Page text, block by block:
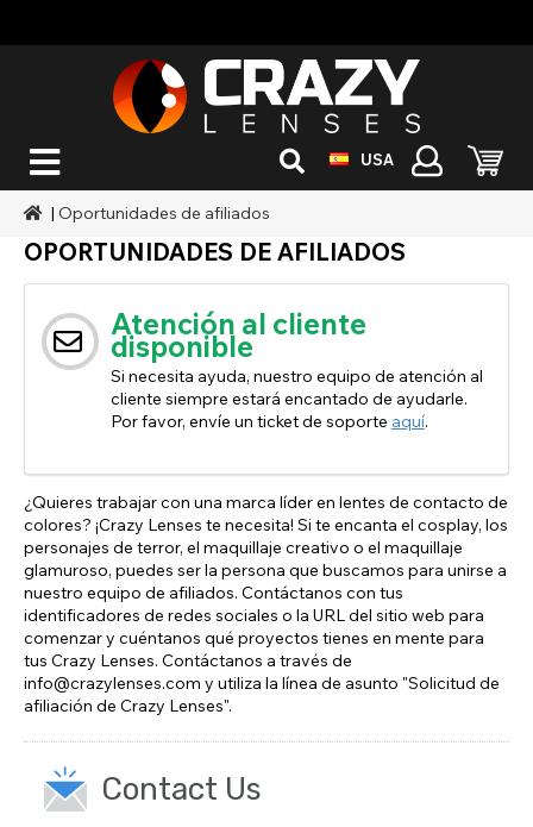
USA
| Oportunidades de afiliados
OPORTUNIDADES DE AFILIADOS
Atención al cliente
disponible
Si necesita ayuda, nuestro equipo de atención al
cliente siempre estará encantado de ayudarle.
Por favor, envíe un ticket de soporte aquí.
¿Quieres trabajar con una marca líder en lentes de contacto de
colores? ¡Crazy Lenses te necesita! Si te encanta el cosplay, los
personajes de terror, el maquillaje creativo o el maquillaje
glamuroso, puedes ser la persona que buscamos para unirse a
nuestro equipo de afiliados. Contáctanos con tus
identificadores de redes sociales o la URL del sitio web para
comenzar y cuéntanos qué proyectos tienes en mente para
tus Crazy Lenses. Contáctanos a través de
info@crazylenses.com y utiliza la línea de asunto "Solicitud de
afiliación de Crazy Lenses".